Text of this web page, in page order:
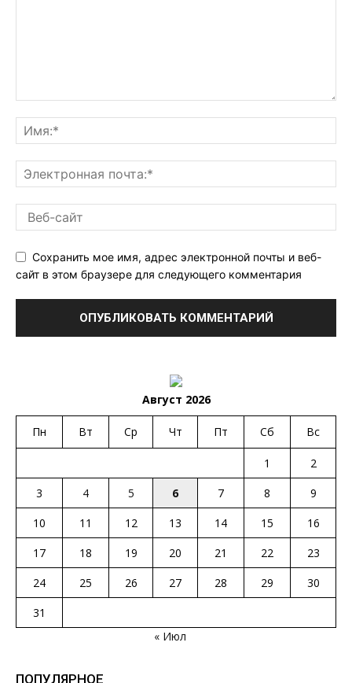
Сохранить мое имя, адрес электронной почты и веб-
сайт в этом браузере для следующего комментария
Август 2026
Пн Вт Ср Чт Пт Сб Вс
1
2
3
4 5 6 7 8
9
10
11 12 13 14 15
16
17
18 19 20 21 22
23
24
25 26 27 28 29
30
31
« Июл
ПОПУЛЯРНОЕ